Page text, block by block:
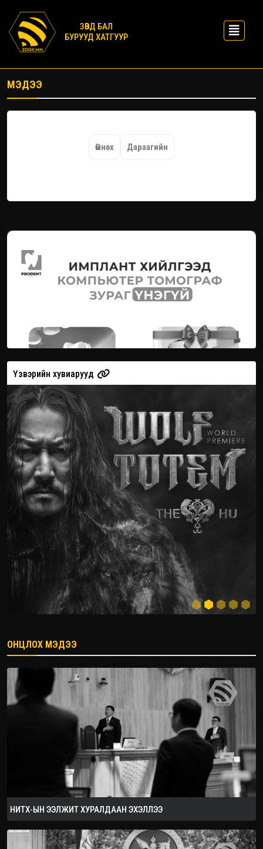
ЗӨВД БАЛ
БУРУУД ХАТГУУР
МЭДЭЭ
Өмнөх Дараагийн
Үзвэрийн хувиарууд
2026.08.08
ОНЦЛОХ МЭДЭЭ
НИТХ-ЫН ЭЭЛЖИТ ХУРАЛДААН ЭХЭЛЛЭЭ